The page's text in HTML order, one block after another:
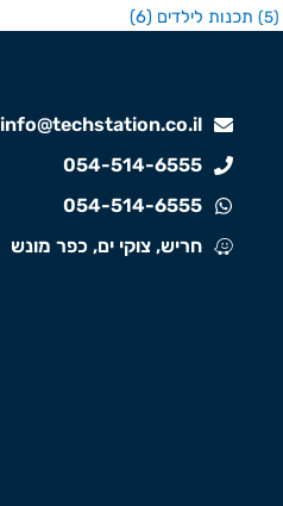
(5) תכנות לילדים (6)
info@techstation.co.il
054-514-6555
054-514-6555
חריש, צוקי ים, כפר מונש